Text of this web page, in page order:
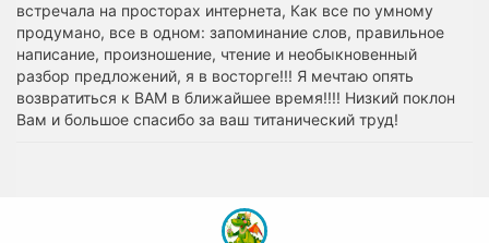
встречала на просторах интернета, Как все по умному
продумано, все в одном: запоминание слов, правильное
написание, произношение, чтение и необыкновенный
разбор предложений, я в восторге!!! Я мечтаю опять
возвратиться к ВАМ в ближайшее время!!!! Низкий поклон
Вам и большое спасибо за ваш титанический труд!